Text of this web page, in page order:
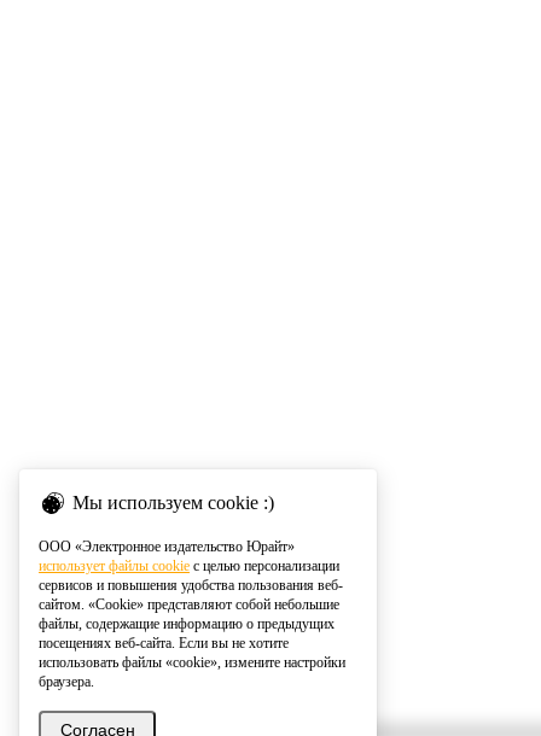
Мы используем cookie :)
ООО «Электронное издательство Юрайт»
использует файлы cookie с целью персонализации
сервисов и повышения удобства пользования веб-
сайтом. «Cookie» представляют собой небольшие
файлы, содержащие информацию о предыдущих
посещениях веб-сайта. Если вы не хотите
использовать файлы «cookie», измените настройки
браузера.
Согласен